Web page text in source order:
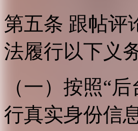
第五条 跟帖评
法履行以下义
（一）按照“
行真实身份信